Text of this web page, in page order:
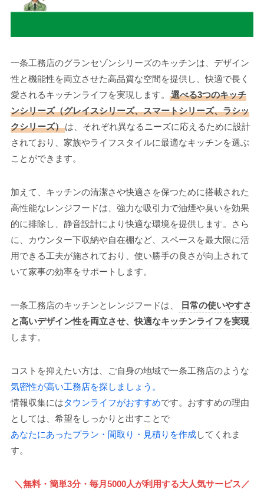
一条工務店のグランセゾンシリーズのキッチンは、デザイン
性と機能性を両立させた高品質な空間を提供し、快適で長く
愛されるキッチンライフを実現します。
選べる3つのキッチ
ンシリーズ（グレイスシリーズ、スマートシリーズ、ラシッ
クシリーズ）は、それぞれ異なるニーズに応えるために設計
されており、家族やライフスタイルに最適なキッチンを選ぶ
ことができます。
加えて、キッチンの清潔さや快適さを保つために搭載された
高性能なレンジフードは、強力な吸引力で油煙や臭いを効果
的に排除し、静音設計により快適な環境を提供します。さら
に、カウンター下収納や自在棚など、スペースを最大限に活
用できる工夫が施されており、使い勝手の良さが向上されて
いて家事の効率をサポートします。
一条工務店のキッチンとレンジフードは、
日常の使いやすさ
と高いデザイン性を両立させ、快適なキッチンライフを実現
します。
コストを抑えたい方は、ご自身の地域で一条工務店のような
気密性が高い工務店を探しましょう。
情報収集にはタウンライフがおすすめです。おすすめの理由
としては、希望をしっかりと出すことで
あなたにあったプラン・間取り・見積りを作成してくれま
す。
＼無料・簡単3分・毎月5000人が利用する大人気サービス／